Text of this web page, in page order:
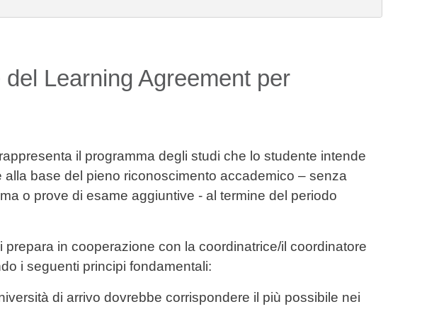
Learning Agreement per
il programma degli studi che lo studente intende
alla base del pieno riconoscimento accademico – senza
o prove di esame aggiuntive - al termine del periodo
prepara in cooperazione con la coordinatrice/il coordinatore
i seguenti principi fondamentali:
di arrivo dovrebbe corrispondere il più possibile nei